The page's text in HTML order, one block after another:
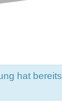
hat bereits